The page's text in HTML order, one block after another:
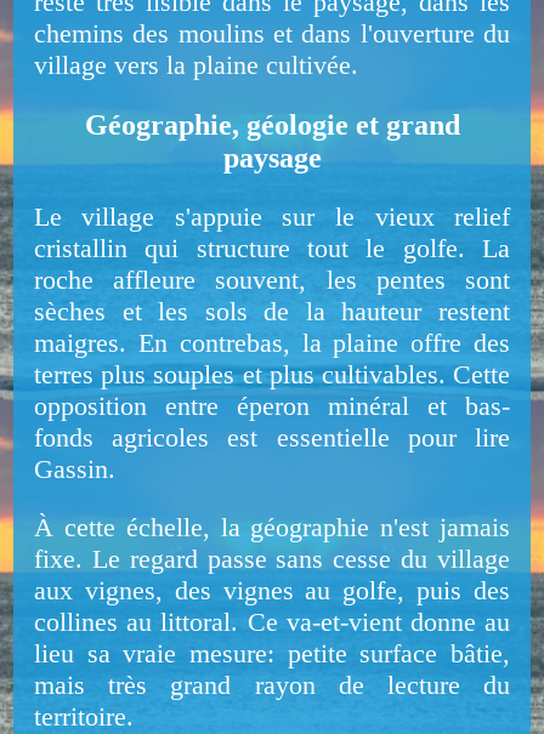
chemins des moulins et dans l'ouverture du
village vers la plaine cultivée.
Géographie, géologie et grand
paysage
Le village s'appuie sur le vieux relief
cristallin qui structure tout le golfe. La
roche affleure souvent, les pentes sont
sèches et les sols de la hauteur restent
maigres. En contrebas, la plaine offre des
terres plus souples et plus cultivables. Cette
opposition entre éperon minéral et bas-
fonds agricoles est essentielle pour lire
Gassin.
À cette échelle, la géographie n'est jamais
fixe. Le regard passe sans cesse du village
aux vignes, des vignes au golfe, puis des
collines au littoral. Ce va-et-vient donne au
lieu sa vraie mesure: petite surface bâtie,
mais très grand rayon de lecture du
territoire.